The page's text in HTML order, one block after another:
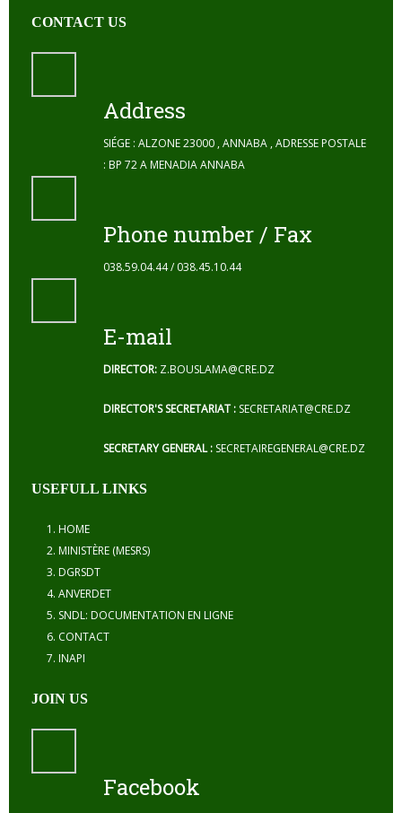
CONTACT US
Address
SIÉGE : ALZONE 23000 , ANNABA , ADRESSE POSTALE
: BP 72 A MENADIA ANNABA
Phone number / Fax
038.59.04.44 / 038.45.10.44
E-mail
DIRECTOR: Z.BOUSLAMA@CRE.DZ
DIRECTOR'S SECRETARIAT : SECRETARIAT@CRE.DZ
SECRETARY GENERAL : SECRETAIREGENERAL@CRE.DZ
USEFULL LINKS
HOME
MINISTÈRE (MESRS)
DGRSDT
ANVERDET
SNDL: DOCUMENTATION EN LIGNE
CONTACT
INAPI
JOIN US
Facebook